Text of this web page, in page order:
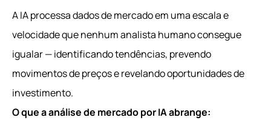
A IA processa dados de mercado em uma escala e
velocidade que nenhum analista humano consegue
igualar — identificando tendências, prevendo
movimentos de preços e revelando oportunidades de
investimento.
O que a análise de mercado por IA abrange: